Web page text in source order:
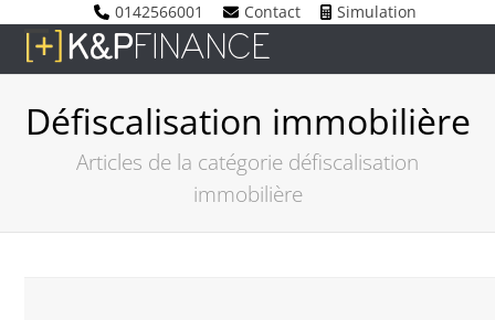
content
0142566001 Contact Simulation
Open
menu
Close
menu
Défiscalisation immobilière
Articles de la catégorie défiscalisation
immobilière